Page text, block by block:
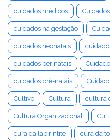
cuidados médicos
cuidados na gestação
cuidados neonatais
cuidados perinatais
cuidados pré-natais
Cultivo Cultura cultura
Cultura Organizacional
cura da labirintite cura da